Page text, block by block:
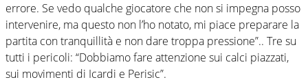
errore. Se vedo qualche giocatore che non si impegna posso
intervenire, ma questo non l’ho notato, mi piace preparare la
partita con tranquillità e non dare troppa pressione”.. Tre su
tutti i pericoli: “Dobbiamo fare attenzione sui calci piazzati,
sui movimenti di Icardi e Perisic”.